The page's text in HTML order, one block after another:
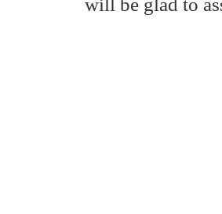
will be glad to